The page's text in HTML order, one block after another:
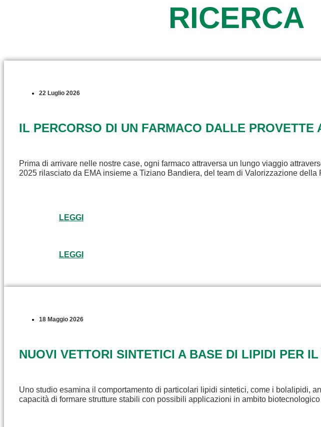
RICERCA
22 Luglio 2026
IL PERCORSO DI UN FARMACO DALLE PROVETTE
Prima di arrivare nelle nostre case, ogni farmaco attraversa un lungo viaggio
2025 rilasciato da EMA insieme a Tiziano Bandiera, del team di Valorizzazione della
LEGGI
LEGGI
18 Maggio 2026
NUOVI VETTORI SINTETICI A BASE DI LIPIDI PER
Uno studio esamina il comportamento di particolari lipidi sintetici, come i bolalipidi,
capacità di formare strutture stabili con possibili applicazioni in ambito